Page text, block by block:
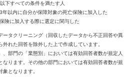
下すべての条件を満たす人
年以内に自分が保障対象の死亡保険に加入した
険に加入する際に選定に関与した
タクリーニング（回収したデータから不正回答や異
れた回答を除外した上で作成しています。
部門の「業態別」においては有効回答者数が規定人
ります。その他の部門においては有効回答者数が規
となります。